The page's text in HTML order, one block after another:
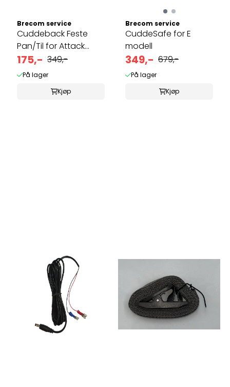
Brecom service
Cuddeback Feste
Pan/Til for Attack
serie
175,- 349,-
På lager
Kjøp
Brecom service
CuddeSafe for E
modell
349,- 679,-
På lager
Kjøp